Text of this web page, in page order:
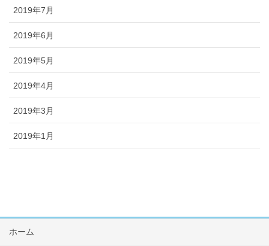
2019年7月
2019年6月
2019年5月
2019年4月
2019年3月
2019年1月
ホーム